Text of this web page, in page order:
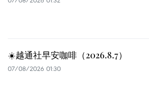
☀️越通社早安咖啡（2026.8.7）
07/08/2026 01:30